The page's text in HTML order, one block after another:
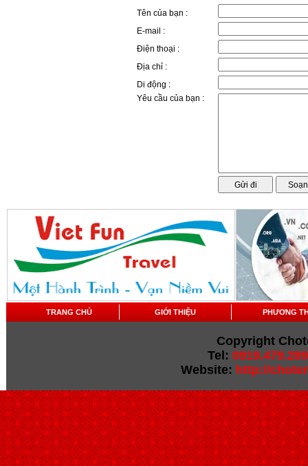
Tên của bạn :
E-mail :
Điện thoại :
Địa chỉ :
Di động :
Yêu cầu của bạn :
TRANG CHỦ GIỚI THIỆU PHƯƠNG
Copyright
Tel: 0919.479.289
Website: http://